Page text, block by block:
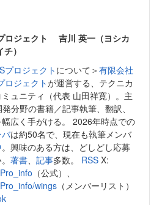
ロジェクト 吉川 英一（ヨシカ
）
プロジェクト について＞有限会社
ロジェクトが運営する、テクニカ
ミュニティ（代表 山田祥寛）。主
分野の書籍／記事執筆、翻訳、
広く手がける。 2026年時点での
は約50名で、現在も執筆メンバ
。興味のある方は、どしどし応募
著書 記事多数。 RSS X:
（公式）、
wings （メンバーリスト）